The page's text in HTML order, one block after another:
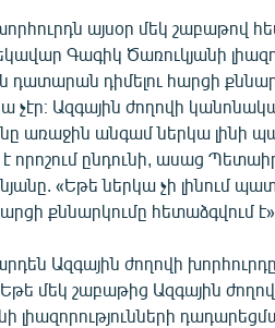
այսօր մեկ շաբաթով
Գագիկ Ծառուկյանի
դիմելու հարցի
չէր։ Ազգային ժողովի
առաջին անգամ ներկա լինի
որոշում ընդունի, ասաց
«Եթե ներկա չի լինում
քննարկումը հետաձգվում
Ազգային ժողովի
Եթե մեկ շաբաթից Ազգային
լիազորությունների